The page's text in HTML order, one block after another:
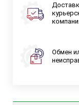
Обмен